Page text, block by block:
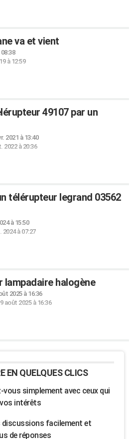
va et vient
à 12:59
49107 par un
2021 à 13:40
2022 à 20:36
télérupteur legrand 03562
à 15:50
2024 à 07:27
lampadaire halogène
2025 à 16:36
août 2025 à 16:36
EN QUELQUES CLICS
vous simplement avec ceux qui
intérêts
discussions facilement et
de réponses